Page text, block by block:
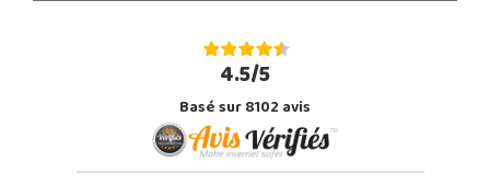
4.5/5
Basé sur 8102 avis